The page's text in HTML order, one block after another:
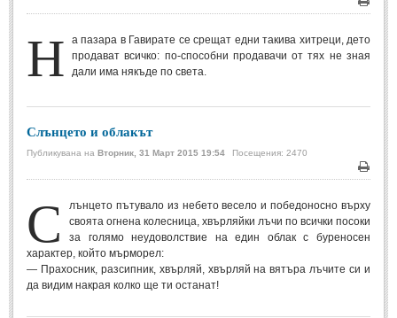
(45)
(1)
Италия (1)
ПОЖЕЛАНИЯ
ПОЖЕЛАНИЯ
Рожден ден (4)
Имен ден (3)
Печат
Н
а пазара в Гавирате се срещат едни такива хитреци, дето
продават всичко: по-способни продавачи от тях не зная
дали има някъде по света.
Слънцето и облакът
Публикувана на Вторник, 31 Март 2015 19:54 Посещения: 2470
Печат
С
лънцето пътувало из небето весело и победоносно върху
своята огнена колесница, хвърляйки лъчи по всички посоки
за голямо неудоволствие на един облак с буреносен
характер, който мърморел:
— Прахосник, разсипник, хвърляй, хвърляй на вятъра лъчите си и
да видим накрая колко ще ти останат!